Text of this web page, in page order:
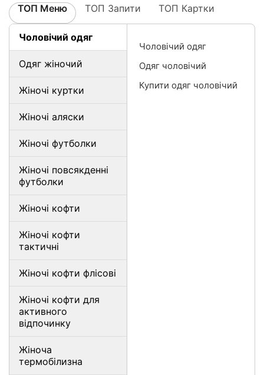
ТОП Меню ТОП Запити ТОП Картки
Чоловічий одяг
Одяг жіночий
Жіночі куртки
Жіночі аляски
Жіночі футболки
Жіночі повсякденні
футболки
Жіночі кофти
Жіночі кофти
тактичні
Жіночі кофти флісові
Жіночі кофти для
активного
відпочинку
Жіноча
термобілизна
Чоловічий одяг
Одяг чоловічий
Купити одяг чоловічий